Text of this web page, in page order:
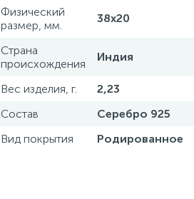
Физический
размер, мм.
38х20
Страна
происхождения
Индия
Вес изделия, г.
2,23
Состав
Серебро 925
Вид покрытия
Родированное